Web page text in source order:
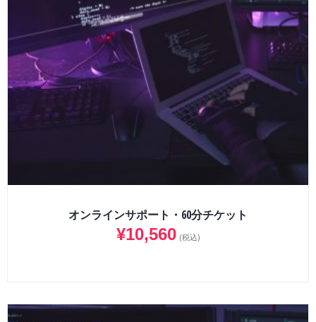
オンラインサポート・60分チケット
¥10,560 (税込)